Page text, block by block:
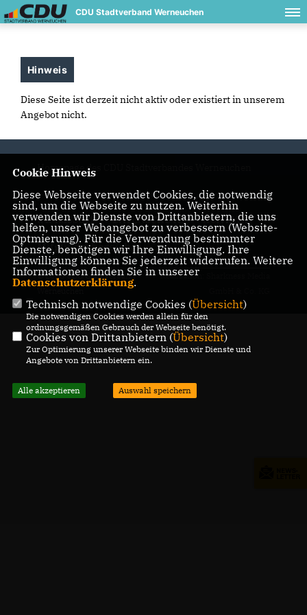
CDU Stadtverband Werneuchen
Hinweis
Diese Seite ist derzeit nicht aktiv oder existiert in unserem
Angebot nicht.
Homepage des CDU Stadtverbandes Werneuchen
IMPRESSUM DATENSCHUTZ KONTAKT
Mitgliederbereich
© 2026 CDU Stadtverband
Alle Rechte vorbehalten.
Realisation: Sharkness Media
Cookie Hinweis
Diese Webseite verwendet Cookies, die notwendig
sind, um die Webseite zu nutzen. Weiterhin
verwenden wir Dienste von Drittanbietern, die uns
helfen, unser Webangebot zu verbessern (Website-
Optmierung). Für die Verwendung bestimmter
Dienste, benötigen wir Ihre Einwilligung. Ihre
Einwilligung können Sie jederzeit widerrufen. Weitere
Informationen finden Sie in unserer
Datenschutzerklärung.
Technisch notwendige Cookies (Übersicht)
Die notwendigen Cookies werden allein für den
ordnungsgemäßen Gebrauch der Webseite benötigt.
Cookies von Drittanbietern (Übersicht)
Zur Optimierung unserer Webseite binden wir Dienste und
Angebote von Drittanbietern ein.
Alle akzeptieren Auswahl speichern